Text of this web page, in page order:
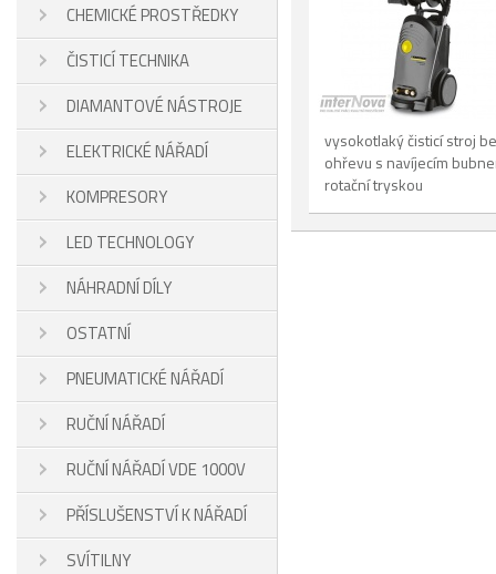
CHEMICKÉ PROSTŘEDKY
ČISTICÍ TECHNIKA
DIAMANTOVÉ NÁSTROJE
ELEKTRICKÉ NÁŘADÍ
KOMPRESORY
LED TECHNOLOGY
NÁHRADNÍ DÍLY
OSTATNÍ
PNEUMATICKÉ NÁŘADÍ
RUČNÍ NÁŘADÍ
RUČNÍ NÁŘADÍ VDE 1000V
PŘÍSLUŠENSTVÍ K NÁŘADÍ
SVÍTILNY
vysokotlaký čisticí stroj
ohřevu s navíjecím
rotační tryskou